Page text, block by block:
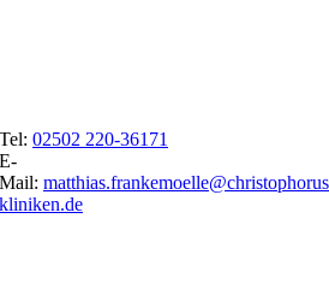
Tel: 02502 220-36171
E-
Mail:
kliniken.de